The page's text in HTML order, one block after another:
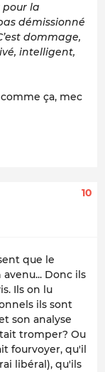
pour la
démissionné
dommage,
intelligent,
ça, mec
10
que le
Donc ils
Ils on lu
ils sont
son analyse
tromper? Ou
fourvoyer, qu'il
libéral), qu'ils